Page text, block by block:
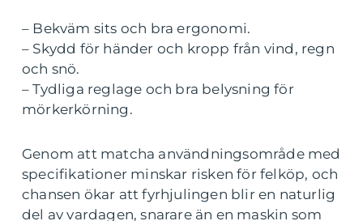
– Bekväm sits och bra ergonomi.
– Skydd för händer och kropp från vind, regn
och snö.
– Tydliga reglage och bra belysning för
mörkerkörning.
Genom att matcha användningsområde med
specifikationer minskar risken för felköp, och
chansen ökar att fyrhjulingen blir en naturlig
del av vardagen, snarare än en maskin som